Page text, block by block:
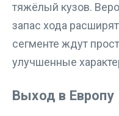
тяжёлый кузов.
запас хода
сегменте ждут
улучшенные
Выход в Европу